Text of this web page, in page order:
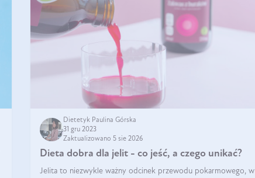
Dietetyk Paulina Górska
31 gru 2023
Zaktualizowano 5 sie 2026
Dieta dobra dla jelit - co jeść, a czego unikać?
Jelita to niezwykle ważny odcinek przewodu pokarmowego, w